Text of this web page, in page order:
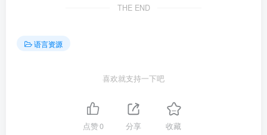
THE END
语言资源
喜欢就支持一下吧
点赞0 分享 收藏